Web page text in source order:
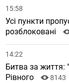
15:58
Усі пункти
розблоковані
14:22
Битва за життя:
Рівного
8143